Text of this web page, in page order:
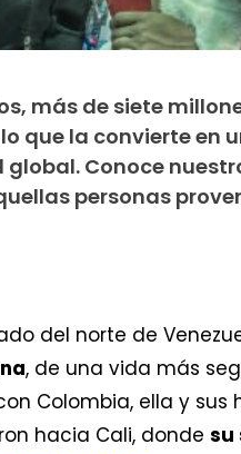
más de siete
que la convierte en
Conoce
personas
del norte de
, de una vida más
Colombia, ella y
hacia Cali, donde su